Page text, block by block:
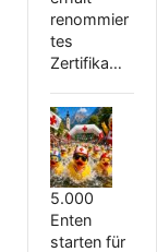
renommier
tes
Zertifika…
5.000
Enten
starten für